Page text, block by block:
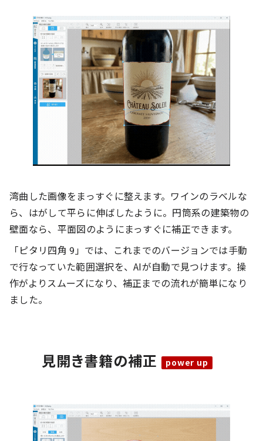
湾曲した画像をまっすぐに整えます。ワインのラベルな
ら、はがして平らに伸ばしたように。円筒系の建築物の
壁面なら、平面図のようにまっすぐに補正できます。
「ピタリ四角 9」では、これまでのバージョンでは手動
で行なっていた範囲選択を、AIが自動で見つけます。操
作がよりスムーズになり、補正までの流れが簡単になり
ました。
見開き書籍の補正